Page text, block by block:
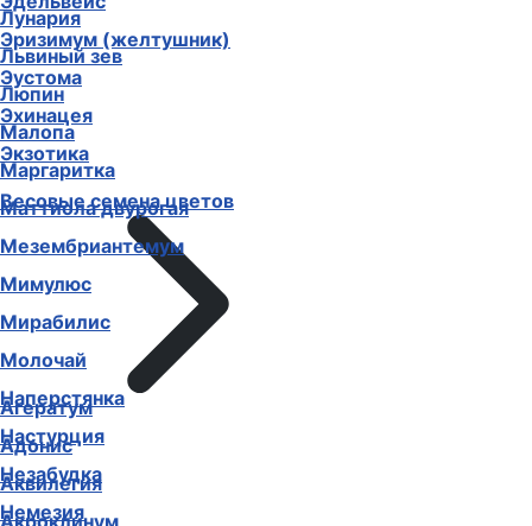
Эризимум (желтушник)
Эустома
Эхинацея
Экзотика
Весовые семена цветов
Агератум
Адонис
Аквилегия
Акроклинум
Лунария
Львиный зев
Люпин
Малопа
Маргаритка
Маттиола двурогая
Мезембриантемум
Мимулюс
Мирабилис
Молочай
Наперстянка
Настурция
Незабудка
Немезия